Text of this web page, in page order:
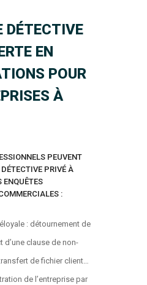
DÉTECTIVE
EN
POUR
À
PEUVENT
PRIVÉ À
ENQUÊTES
:
: détournement de
d’une clause de non-
de fichier client…
de l’entreprise par